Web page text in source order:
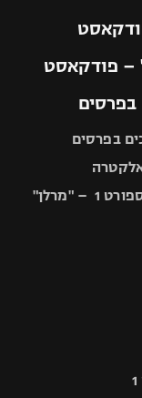
– פודקאסט
בפרסים
בפרסים
"מרלן"